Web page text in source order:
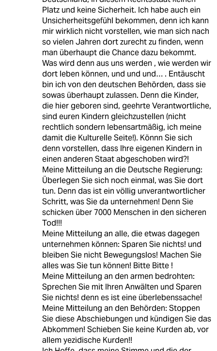
Platz und keine Sicherheit. Ich habe auch ein
Unsicherheitsgefühl bekommen, denn ich kann
mir wirklich nicht vorstellen, wie man sich nach
so vielen Jahren dort zurecht zu finden, wenn
man überhaupt die Chance dazu bekommt.
Was wird denn aus uns werden , wie werden wir
dort leben können, und und und… . Entäuscht
bin ich von den deutschen Behörden, dass sie
sowas überhaupt zulassen. Denn die Kinder,
die hier geboren sind, geehrte Verantwortliche,
sind euren Kindern gleichzustellen (nicht
rechtlich sondern lebensartmäßig, ich meine
damit die Kulturelle Seite!). Könnn Sie sich
denn vorstellen, dass Ihre eigenen Kindern in
einen anderen Staat abgeschoben wird?!
Meine Mitteilung an die Deutsche Regierung:
Überlegen Sie sich noch einmal, was Sie dort
tun. Denn das ist ein völlig unverantwortlicher
Schritt, was Sie da unternehmen! Denn Sie
schicken über 7000 Menschen in den sicheren
Tod!!!
Meine Mitteilung an alle, die etwas dagegen
unternehmen können: Sparen Sie nichts! und
bleiben Sie nicht Bewegungslos! Machen Sie
alles was Sie tun können! Bitte Bitte !
Meine Mitteilung an den armen bedrohten:
Sprechen Sie mit Ihren Anwälten und Sparen
Sie nichts! denn es ist eine überlebenssache!
Meine Mitteilung an den Behörden: Stoppen
Sie diese Abschiebungen und kündigen Sie das
Abkommen! Schieben Sie keine Kurden ab, vor
allem yezidische Kurden!!